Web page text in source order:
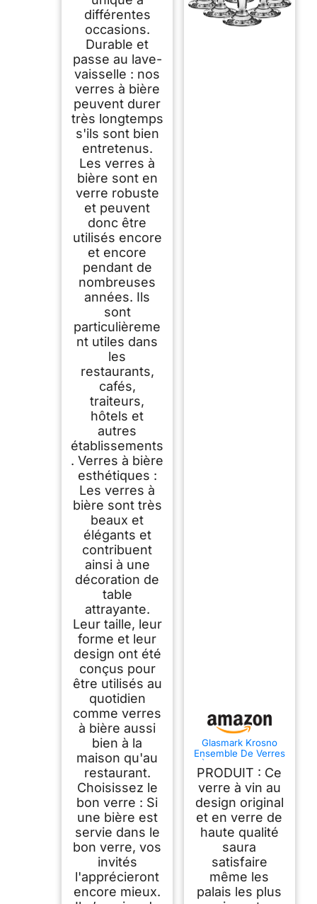
différentes
occasions.
Durable et
passe au lave-
vaisselle : nos
verres à bière
peuvent durer
très longtemps
s'ils sont bien
entretenus.
Les verres à
bière sont en
verre robuste
et peuvent
donc être
utilisés encore
et encore
pendant de
nombreuses
années. Ils
sont
particulièreme
nt utiles dans
les
restaurants,
cafés,
traiteurs,
hôtels et
autres
établissements
. Verres à bière
esthétiques :
Les verres à
bière sont très
beaux et
élégants et
contribuent
ainsi à une
décoration de
table
attrayante.
Leur taille, leur
forme et leur
design ont été
conçus pour
être utilisés au
quotidien
comme verres
à bière aussi
bien à la
maison qu'au
restaurant.
Choisissez le
bon verre : Si
une bière est
servie dans le
bon verre, vos
invités
l'apprécieront
encore mieux.
Glasmark Krosno
Ensemble De Verres
À Bière 0,36 Litre
Verres À Bière
Coupe À Bière Pour
Craft Beer Bière
Tulipe Verre À Bière
Verre À Boire Verres
À Cocktail Résistant
Au Lave-Vaisselle 6
X 360Ml
PRODUIT : Ce
verre à vin au
design original
et en verre de
haute qualité
saura
satisfaire
même les
palais les plus